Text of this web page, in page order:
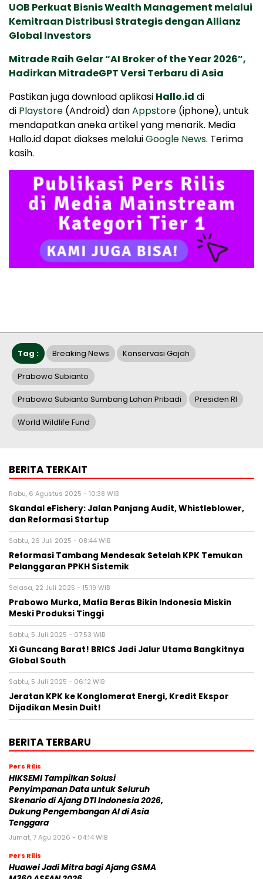
UOB Perkuat Bisnis Wealth Management melalui
Kemitraan Distribusi Strategis dengan Allianz
Global Investors
Mitrade Raih Gelar “AI Broker of the Year 2026”,
Hadirkan MitradeGPT Versi Terbaru di Asia
Pastikan juga download aplikasi Hallo.id di
di Playstore (Android) danAppstore (iphone), untuk
mendapatkan aneka artikel yang menarik. Media
Hallo.id dapat diakses melaluiGoogle News. Terima
kasih.
Tag : Breaking News Konservasi Gajah
Prabowo Subianto
Prabowo Subianto Sumbang Lahan Pribadi Presiden RI
World Wildlife Fund
BERITA TERKAIT
Rabu, 6 Agustus 2025 - 10:38 WIB
Skandal eFishery: Jalan Panjang Audit, Whistleblower,
dan Reformasi Startup
Sabtu, 26 Juli 2025 - 08:44 WIB
Reformasi Tambang Mendesak Setelah KPK Temukan
Pelanggaran PPKH Sistemik
Selasa, 22 Juli 2025 - 15:19 WIB
Prabowo Murka, Mafia Beras Bikin Indonesia Miskin
Meski Produksi Tinggi
Sabtu, 5 Juli 2025 - 07:53 WIB
Xi Guncang Barat! BRICS Jadi Jalur Utama Bangkitnya
Global South
Sabtu, 5 Juli 2025 - 06:12 WIB
Jeratan KPK ke Konglomerat Energi, Kredit Ekspor
Dijadikan Mesin Duit!
BERITA TERBARU
Pers Rilis
HIKSEMI Tampilkan Solusi
Penyimpanan Data untuk Seluruh
Skenario di Ajang DTI Indonesia 2026,
Dukung Pengembangan AI di Asia
Tenggara
Jumat, 7 Agu 2026 - 04:14 WIB
Pers Rilis
Huawei Jadi Mitra bagi Ajang GSMA